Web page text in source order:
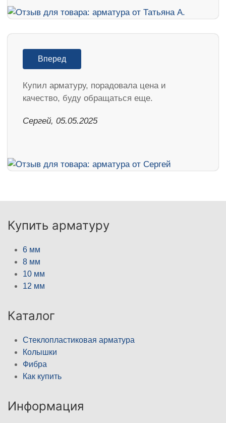
Вперед
Купил арматуру, порадовала цена и
качество, буду обращаться еще.
Сергей, 05.05.2025
Купить арматуру
6 мм
8 мм
10 мм
12 мм
Каталог
Стеклопластиковая арматура
Колышки
Фибра
Как купить
Информация